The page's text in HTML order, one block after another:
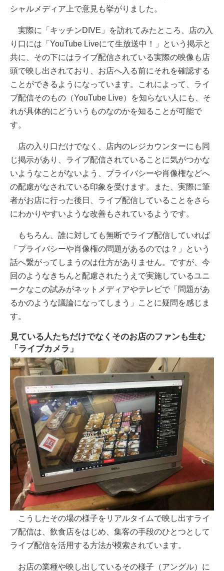
シャルメディア上で意見も挙がりました。
実際に「キッチンDIVE」を訪れてみたところ、店の入
り口には「YouTube Liveにて生放送中！」という掲示と
共に、その下にはライブ配信されている実際の映像も店
頭で映し出されており、お店へ入る前にそれを確認する
ことができるようになっています。これによって、ライ
ブ配信そのもの（YouTube Live）を知らない人にも、そ
れが具体的にどういうものなのかを知ることが可能で
す。
店の入り口だけでなく、店内のレジカウンターにも同
じ掲示があり、ライブ配信されていることに気がつかな
いようなことがないよう、プライバシーや肖像権などへ
の配慮がなされている印象を受けます。また、実際に筆
者がお店に行った後日、ライブ配信していることをさら
にわかりやすいような改善もされているようです。
もちろん、誰に対しても無断でライブ配信していれば
「プライバシーや肖像権の問題があるのでは？」という
話へ繋がってしまうのは仕方がありません。ですが、今
回のようなきちんと配慮されたうえで実施しているユニ
ークなこの試みがネットメディアやテレビで「問題があ
るかのような議論になってしまう」ことに疑問を感じま
す。
見ている人たちだけでなくそのお店のファンも生む
「ライブカメラ」
こうしたその場の様子をリアルタイムで映し出すライ
ブ配信は、飲食店をはじめ、集客の手段のひとつとして
ライブ配信を活用する方法が模索されています。
お店の業種や映し出しているその様子（アングル）に